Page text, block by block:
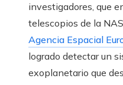
investigadores, que
telescopios de la
Agencia Espacial
logrado detectar un
exoplanetario que